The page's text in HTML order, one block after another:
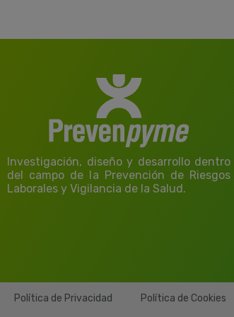
Investigación, diseño y desarrollo dentro
del campo de la Prevención de Riesgos
Laborales y Vigilancia de la Salud.
Política de Privacidad
Política de Cookies